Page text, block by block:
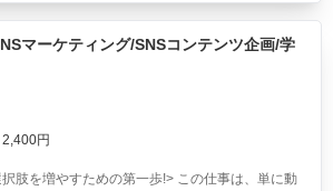
マーケティング/SNSコンテンツ企画/学
円
択肢を増やすための第一歩!> この仕事は、単に動